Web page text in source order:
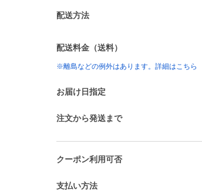
配送方法
配送料金（送料）
※離島などの例外はあります。詳細はこちら
お届け日指定
注文から発送まで
クーポン利用可否
支払い方法